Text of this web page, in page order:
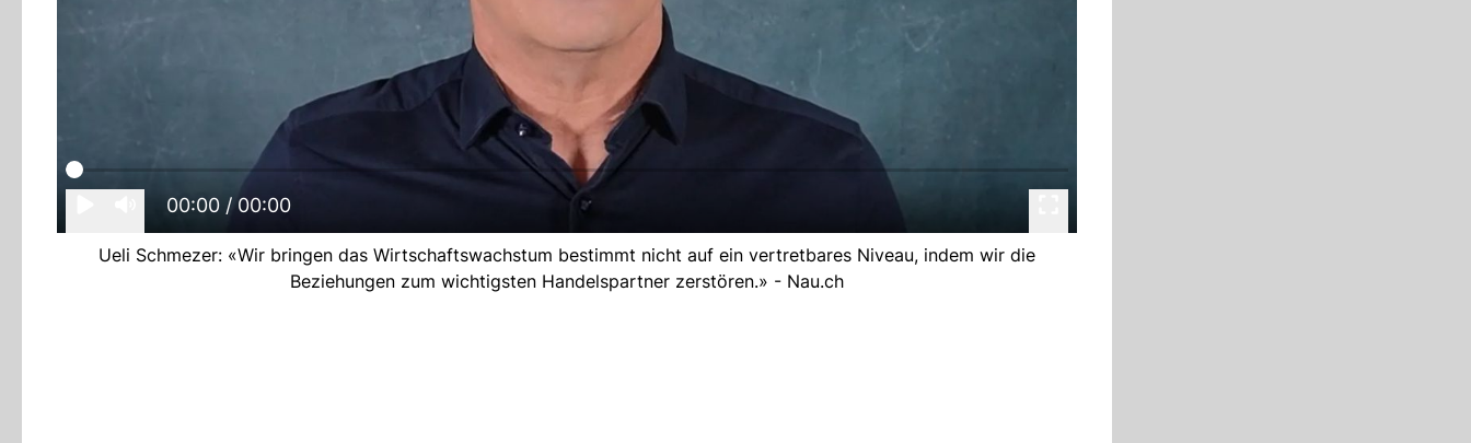
00:00 / 00:00
Ueli Schmezer: «Wir bringen das Wirtschaftswachstum bestimmt nicht auf ein vertretbares Niveau, indem wir die
Beziehungen zum wichtigsten Handelspartner zerstören.» - Nau.ch